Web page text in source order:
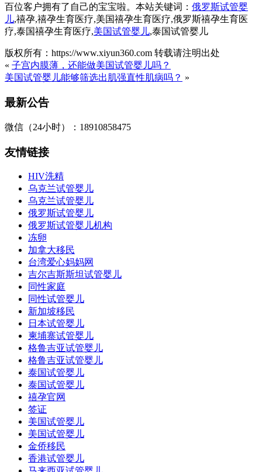
百位客户拥有了自己的宝宝啦。本站关键词： 俄罗斯试管婴
儿,禧孕,禧孕生育医疗,美国禧孕生育医疗,俄罗斯禧孕生育医
疗,泰国禧孕生育医疗,美国试管婴儿,泰国试管婴儿
版权所有：https://www.xiyun360.com 转载请注明出处
« 子宫内膜薄，还能做美国试管婴儿吗？
美国试管婴儿能够筛选出肌强直性肌病吗？ »
最新公告
微信（24小时）：18910858475
友情链接
HIV洗精
乌克兰试管婴儿
乌克兰试管婴儿
俄罗斯试管婴儿
俄罗斯试管婴儿机构
冻卵
加拿大移民
台湾爱心妈妈网
吉尔吉斯斯坦试管婴儿
同性家庭
同性试管婴儿
新加坡移民
日本试管婴儿
柬埔寨试管婴儿
格鲁吉亚试管婴儿
格鲁吉亚试管婴儿
泰国试管婴儿
泰国试管婴儿
禧孕官网
签证
美国试管婴儿
美国试管婴儿
金侨移民
香港试管婴儿